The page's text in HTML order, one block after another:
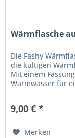
Wärmflasche
Die Fashy
die kultigen
Mit einem
Warmwasser für
9,00 € *
Merken